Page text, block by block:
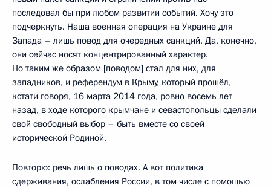
последовал бы при любом развитии событий. Хочу это
подчеркнуть. Наша военная операция на Украине для
Запада – лишь повод для очередных санкций. Да, конечно,
они сейчас носят концентрированный характер.
Но таким же образом [поводом] стал для них, для
западников, и референдум в Крыму, который прошёл,
кстати говоря, 16 марта 2014 года, ровно восемь лет
назад, в ходе которого крымчане и севастопольцы сделали
свой свободный выбор – быть вместе со своей
исторической Родиной.
Повторю: речь лишь о поводах. А вот политика
сдерживания, ослабления России, в том числе с помощью